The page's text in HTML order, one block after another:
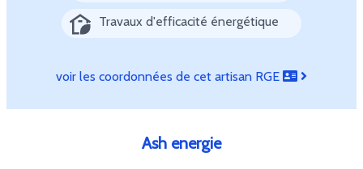
Travaux d'efficacité énergétique
voir les coordonnées de cet artisan RGE
Ash energie